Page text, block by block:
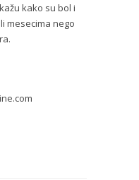
kako su bol i
mesecima nego